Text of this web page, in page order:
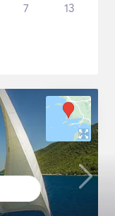
7 13